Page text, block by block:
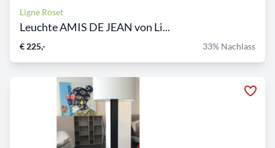
Ligne Roset
Leuchte AMIS DE JEAN von Li...
€ 225,- 33% Nachlass